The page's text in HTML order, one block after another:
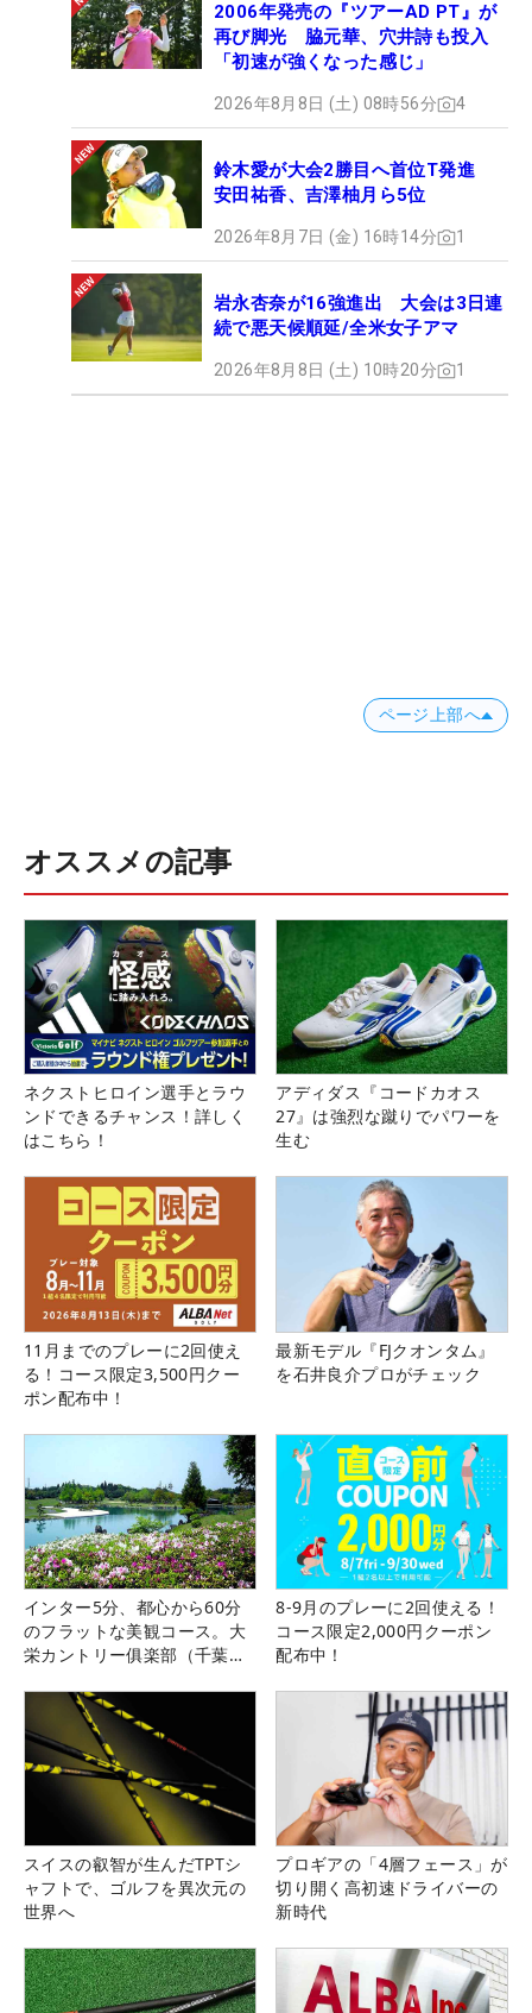
2006年発売の『ツアーAD PT』が
再び脚光 脇元華、穴井詩も投入
「初速が強くなった感じ」
2026年8月8日 (土) 08時56分 4
鈴木愛が大会2勝目へ首位T発進
安田祐香、吉澤柚月ら5位
2026年8月7日 (金) 16時14分 1
岩永杏奈が16強進出 大会は3日連
続で悪天候順延/全米女子アマ
2026年8月8日 (土) 10時20分 1
ページ上部へ
オススメの記事
ネクストヒロイン選手とラウ
ンドできるチャンス！詳しく
はこちら！
アディダス『コードカオス
27』は強烈な蹴りでパワーを
生む
11月までのプレーに2回使え
る！コース限定3,500円クー
ポン配布中！
最新モデル『FJクオンタム』
を石井良介プロがチェック
インター5分、都心から60分
のフラットな美観コース。大
栄カントリー俱楽部（千葉
8-9月のプレーに2回使える！
コース限定2,000円クーポン
配布中！
スイスの叡智が生んだTPTシ
ャフトで、ゴルフを異次元の
世界へ
プロギアの「4層フェース」が
切り開く高初速ドライバーの
新時代